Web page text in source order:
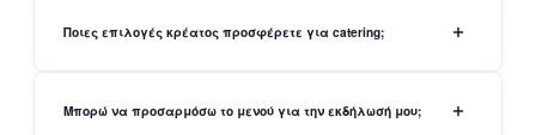
Ποιες επιλογές κρέατος προσφέρετε για catering;
Μπορώ να προσαρμόσω το μενού για την εκδήλωσή μου;